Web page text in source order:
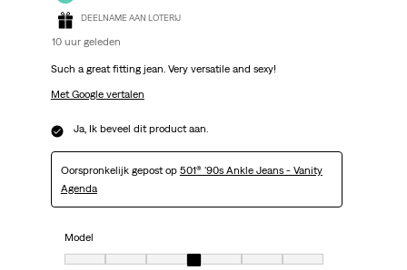
DEELNAME AAN LOTERIJ
10 uur geleden
Such a great fitting jean. Very versatile and sexy!
Met Google vertalen
Ja, Ik beveel dit product aan.
Oorspronkelijk gepost op 501® '90s Ankle Jeans - Vanity
Agenda
Model